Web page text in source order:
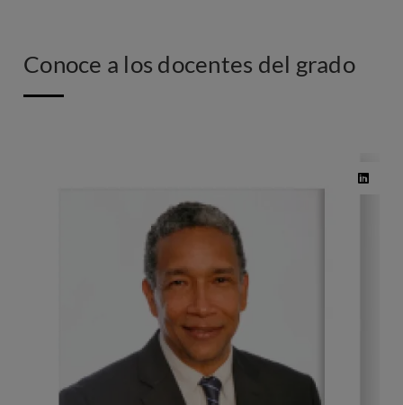
Conoce a los docentes del grado